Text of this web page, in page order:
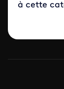
à cette